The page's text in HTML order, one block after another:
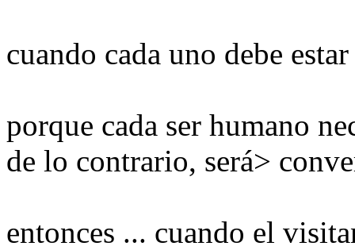
cuando cada uno debe
porque cada ser humano
de lo contrario, será>
entonces ... cuando el